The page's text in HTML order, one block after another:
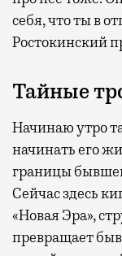
себя, что ты в
Ростокинский
Тайные
Начинаю утро
начинать его
границы
Сейчас здесь
«Новая Эра»,
превращает